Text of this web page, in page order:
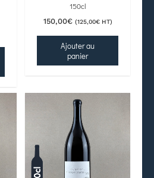
150cl
150,00€ (125,00€HT)
Ajouter au
panier